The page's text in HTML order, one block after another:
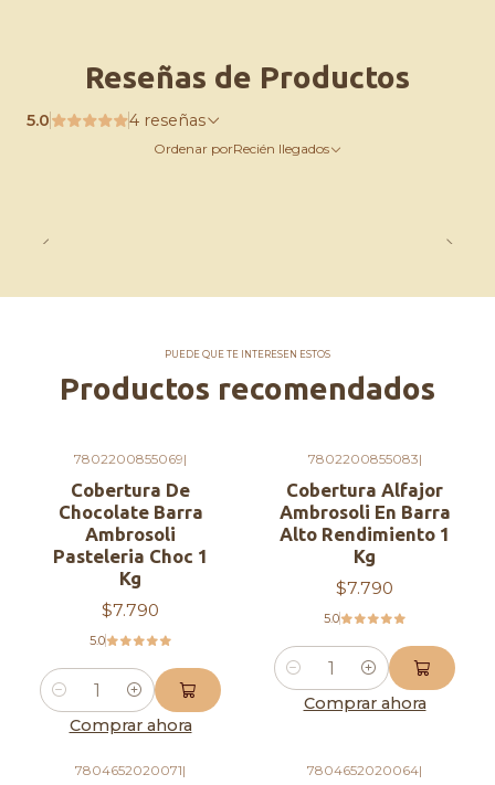
Comercial Agapi, Hecho con amor <3
Reseñas de Productos
5.0 4 reseñas
Ordenar porRecién llegados
PUEDE QUE TE INTERESEN ESTOS
Productos recomendados
7802200855069|
Cobertura De
Chocolate Barra
Ambrosoli
Pasteleria Choc 1
Kg
$7.790
5.0
Cantidad
Comprar ahora
7802200855083|
Cobertura Alfajor
Ambrosoli En Barra
Alto Rendimiento 1
Kg
$7.790
5.0
Cantidad
Comprar ahora
7804652020071| 7804652020064|